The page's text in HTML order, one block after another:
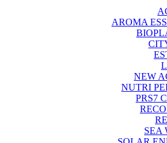
AROMA
NEW
NUTRI
PRS7
SEA